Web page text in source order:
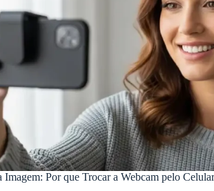
Imagem: Por que Trocar a Webcam pelo